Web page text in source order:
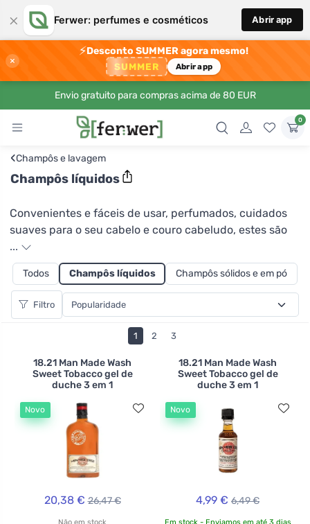
× Ferwer: perfumes e cosméticos Abrir app
×
⚡Desconto SUMMER agora mesmo!
SUMMER Abrir app
Envio gratuito para compras acima de 80 EUR
0
‹Champôs e lavagem
Champôs líquidos
Convenientes e fáceis de usar, perfumados, cuidados
suaves para o seu cabelo e couro cabeludo, estes são
champôs líquidos. Na Ferwer encontrará uma gama de
produtos para todos os tipos de cabelo. O cabelo seco
apreciará o champô Tierra verde com erva-limão , a
perda excessiva de cabelo será ajudada pelo champô
urtiga , que regula suave mas eficazmente o sebo e a
caspa, o cabelo quebradiço e fraco será fortalecido e
regenerado pelo champô fortalecedor Officina Naturae .
...
Todos Champôs líquidos Champôs sólidos e em pó
Filtro
1 2 3
18.21 Man Made Wash
Sweet Tobacco gel de
duche 3 em 1
Novo
20,38 € 26,47 €
Não em stock
18.21 Man Made Wash
Sweet Tobacco gel de
duche 3 em 1
Novo
4,99 € 6,49 €
Em stock - Enviamos em até 3 dias